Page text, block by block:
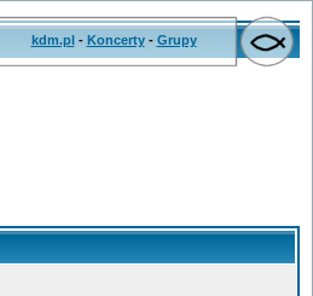
kdm.pl- Koncerty- Grupy